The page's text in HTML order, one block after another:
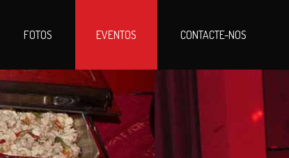
FOTOS EVENTOS CONTACTE-NOS